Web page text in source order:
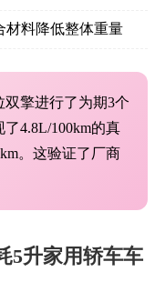
材料降低整体重量
双擎进行了为期3个
4.8L/100km的真
。这验证了厂商
5升家用轿车车